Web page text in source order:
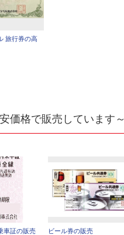
旅行券の高
価格で販売しています～
車証の販売 ビール券の販売